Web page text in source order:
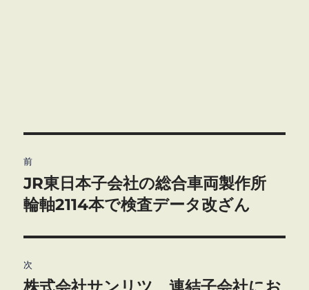
稿
ナ
ビ
ゲ
前
前
の
稿:
JR東日本子会社の総合車両製作所
輪軸2114本で検査データ改ざん
次
次